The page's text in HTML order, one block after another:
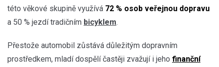
této věkové skupině využívá 72 % osob veřejnou dopravu
a 50 % jezdí tradičním bicyklem.
Přestože automobil zůstává důležitým dopravním
prostředkem, mladí dospělí častěji zvažují i jeho finanční